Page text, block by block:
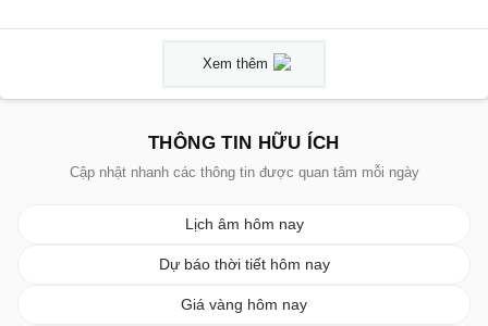
Xem thêm
THÔNG TIN HỮU ÍCH
Cập nhật nhanh các thông tin được quan tâm mỗi ngày
Lịch âm hôm nay
Dự báo thời tiết hôm nay
Giá vàng hôm nay